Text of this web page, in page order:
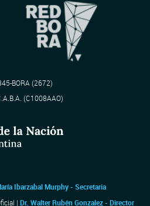
BORA (2672)
(C1008AAO)
Ibarzabal Murphy - Secretaria
| Dr. Walter Rubén Gonzalez - Director